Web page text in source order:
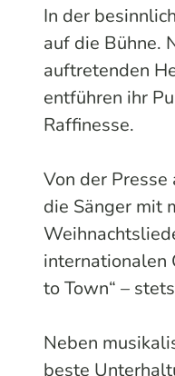
In der
auf die Bühne.
auftretenden
entführen ihr
Raffinesse.
Von der
die Sänger mit
internationalen
to Town“ –
Neben
beste